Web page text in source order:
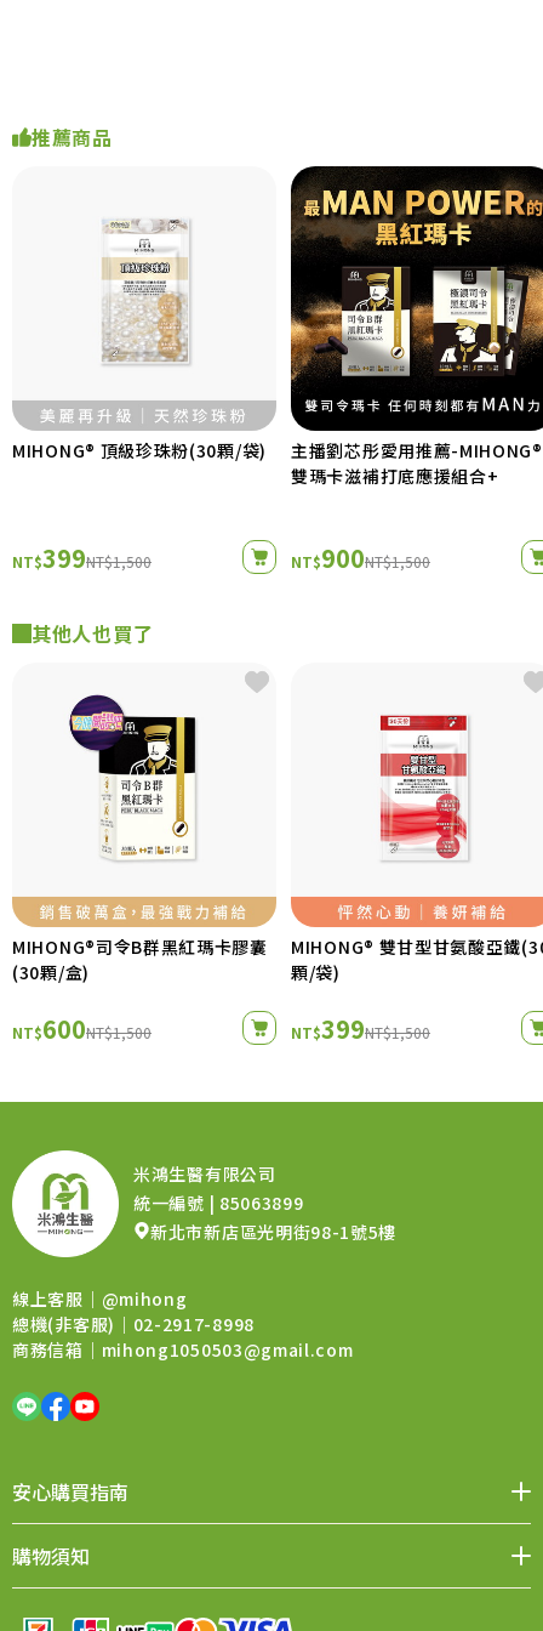
推薦商品
MIHONG® 頂級珍珠粉(30顆/袋)
NT$399NT$1,500
主播劉芯彤愛用推薦-MIHONG®
雙瑪卡滋補打底應援組合+
NT$900NT$1,500
其他人也買了
MIHONG®司令B群黑紅瑪卡膠囊
(30顆/盒)
NT$600NT$1,500
MIHONG® 雙甘型甘氨酸亞鐵
顆/袋)
NT$399NT$1,500
線上客服｜ @mihong
總機(非客服)｜02-2917-8998
商務信箱｜ mihong1050503@gmail.com
米鴻生醫有限公司
統一編號 | 85063899
新北市新店區光明街98-1號5樓
安心購買指南
購物須知